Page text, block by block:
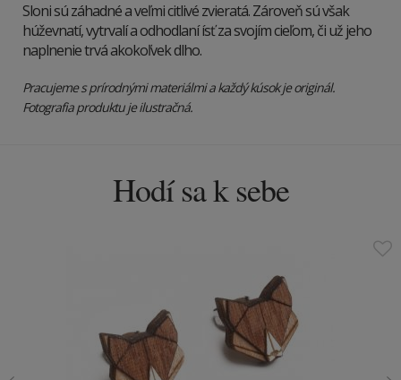
Sloni sú záhadné a veľmi citlivé zvieratá. Zároveň sú však
húževnatí, vytrvalí a odhodlaní ísť za svojím cieľom, či už jeho
naplnenie trvá akokoľvek dlho.
Pracujeme s prírodnými materiálmi a každý kúsok je originál.
Fotografia produktu je ilustračná.
Hodí sa k sebe